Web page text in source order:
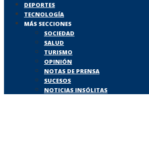
DEPORTES
TECNOLOGÍA
MÁS SECCIONES
SOCIEDAD
SALUD
TURISMO
OPINIÓN
NOTAS DE PRENSA
SUCESOS
NOTICIAS INSÓLITAS